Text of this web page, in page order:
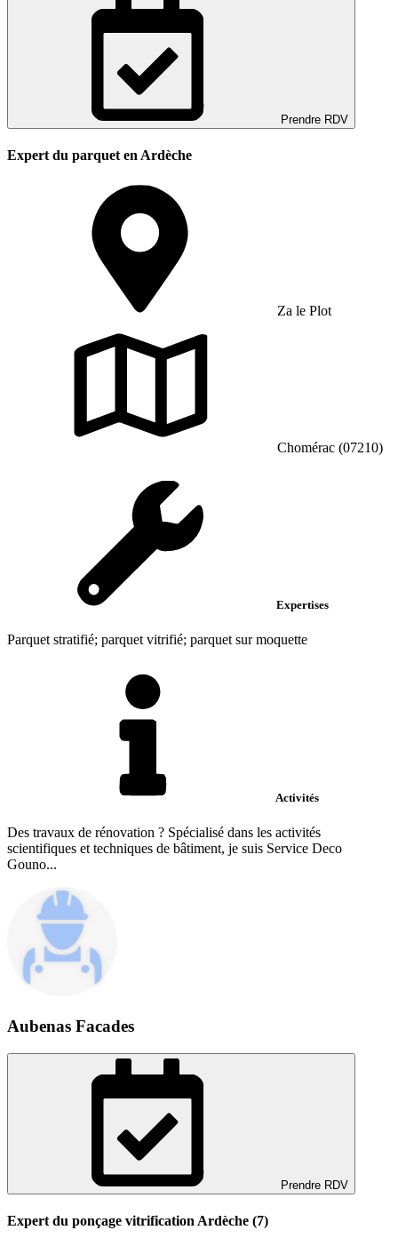
Prendre RDV
Expert du parquet en Ardèche
Za le Plot
Chomérac (07210)
Expertises
Parquet stratifié; parquet vitrifié; parquet sur moquette
Activités
Des travaux de rénovation ? Spécialisé dans les activités
scientifiques et techniques de bâtiment, je suis Service Deco
Gouno...
Aubenas Facades
Prendre RDV
Expert du ponçage vitrification Ardèche (7)